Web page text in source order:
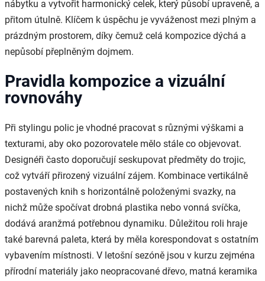
nábytku a vytvořit harmonický celek, který působí upraveně, a
přitom útulně. Klíčem k úspěchu je vyváženost mezi plným a
prázdným prostorem, díky čemuž celá kompozice dýchá a
nepůsobí přeplněným dojmem.
Pravidla kompozice a vizuální
rovnováhy
Při stylingu polic je vhodné pracovat s různými výškami a
texturami, aby oko pozorovatele mělo stále co objevovat.
Designéři často doporučují seskupovat předměty do trojic,
což vytváří přirozený vizuální zájem. Kombinace vertikálně
postavených knih s horizontálně položenými svazky, na
nichž může spočívat drobná plastika nebo vonná svíčka,
dodává aranžmá potřebnou dynamiku. Důležitou roli hraje
také barevná paleta, která by měla korespondovat s ostatním
vybavením místnosti. V letošní sezóně jsou v kurzu zejména
přírodní materiály jako neopracované dřevo, matná keramika